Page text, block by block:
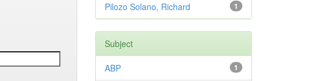
1
Pilozo Solano, Richard
Subject
1
ABP